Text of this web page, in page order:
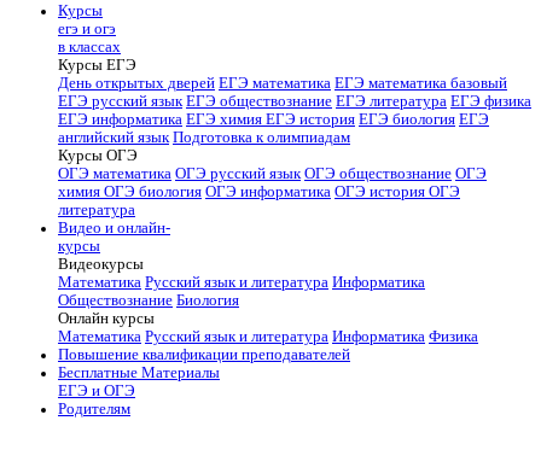
Курсы
егэ и огэ
в классах
Курсы ЕГЭ
День открытых дверей ЕГЭ математика ЕГЭ математика базовый
ЕГЭ русский язык ЕГЭ обществознание ЕГЭ литература ЕГЭ физика
ЕГЭ информатика ЕГЭ химия ЕГЭ история ЕГЭ биология ЕГЭ
английский язык Подготовка к олимпиадам
Курсы ОГЭ
ОГЭ математика ОГЭ русский язык ОГЭ обществознание ОГЭ
химия ОГЭ биология ОГЭ информатика ОГЭ история ОГЭ
литература
Видео и онлайн-
курсы
Видеокурсы
Математика Русский язык и литература Информатика
Обществознание Биология
Онлайн курсы
Математика Русский язык и литература Информатика Физика
Повышение квалификации преподавателей
Бесплатные Материалы
ЕГЭ и ОГЭ
Родителям